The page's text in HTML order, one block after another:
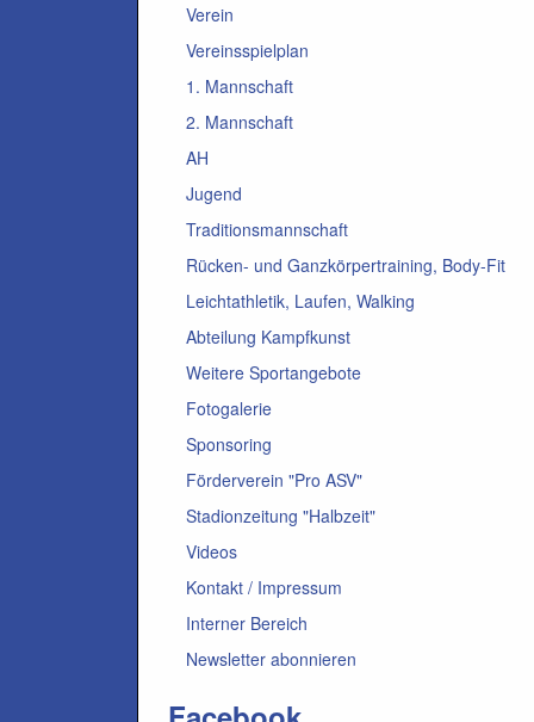
Verein
Vereinsspielplan
1. Mannschaft
2. Mannschaft
AH
Jugend
Traditionsmannschaft
Rücken- und Ganzkörpertraining, Body-Fit
Leichtathletik, Laufen, Walking
Abteilung Kampfkunst
Weitere Sportangebote
Fotogalerie
Sponsoring
Förderverein "Pro ASV"
Stadionzeitung "Halbzeit"
Videos
Kontakt / Impressum
Interner Bereich
Newsletter abonnieren